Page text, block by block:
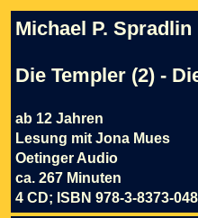
Michael P. Spradlin
Die Templer (2) -
ab 12 Jahren
Lesung mit Jona Mues
Oetinger Audio
ca. 267 Minuten
4 CD; ISBN 978-3-8373-